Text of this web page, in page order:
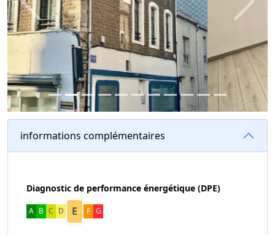
Previous Next
informations complémentaires
Diagnostic de performance énergétique (DPE)
A B C D E F G